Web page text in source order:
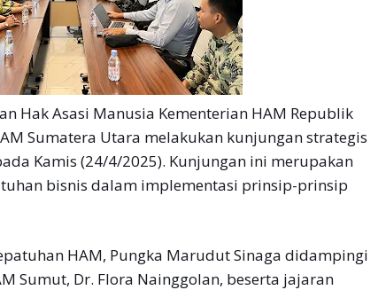
Hak Asasi Manusia Kementerian HAM Republik
Sumatera Utara melakukan kunjungan strategis
Kamis (24/4/2025). Kunjungan ini merupakan
bisnis dalam implementasi prinsip-prinsip
HAM, Pungka Marudut Sinaga didampingi
Sumut, Dr. Flora Nainggolan, beserta jajaran